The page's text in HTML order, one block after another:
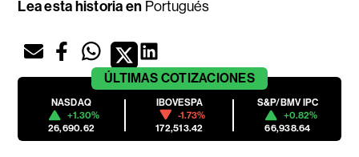
Lea esta historia en Portugués
ÚLTIMAS COTIZACIONES
NASDAQ
+1.30%
26,690.62
IBOVESPA
-1.73%
172,513.42
S&P/BMV IPC
+0.82%
66,938.64